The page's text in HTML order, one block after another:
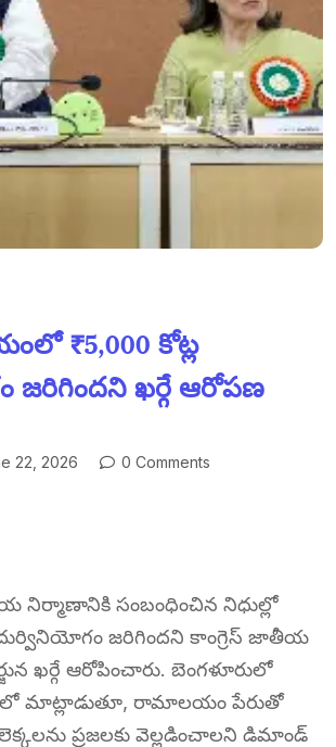
₹5,000 కోట్ల
జరిగిందని ఖర్గే ఆరోపణ
22, 2026 0 Comments
సంబంధించిన నిధుల్లో
దుర్వినియోగం జరిగిందని కాంగ్రెస్ జాతీయ
ఖర్గే ఆరోపించారు. బెంగళూరులో
మాట్లాడుతూ, రామాలయం పేరుతో
ప్రజలకు వెల్లడించాలని డిమాండ్